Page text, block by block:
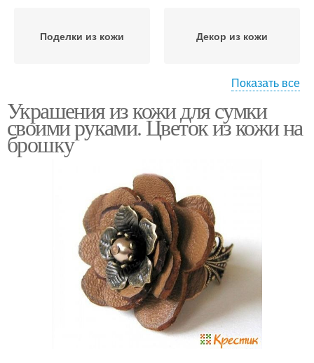
Поделки из кожи Декор из кожи
Старая кожа Браслет из кожи
Плетение из кожи
Показать все
Украшения из кожи для сумки
своими руками. Цветок из кожи на
брошку